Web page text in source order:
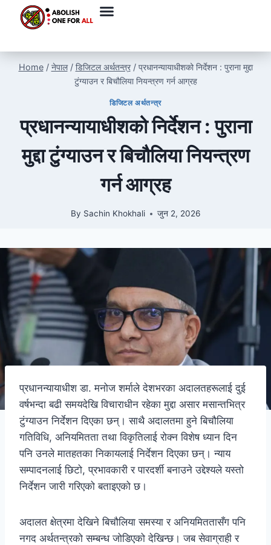
Home / नेपाल / डिजिटल अर्थतन्त्र / प्रधानन्यायाधीशको निर्देशन : पुराना मुद्दा
टुंग्याउन र बिचौलिया नियन्त्रण गर्न आग्रह
डिजिटल अर्थतन्त्र
प्रधानन्यायाधीशको निर्देशन : पुराना
मुद्दा टुंग्याउन र बिचौलिया नियन्त्रण
गर्न आग्रह
By Sachin Khokhali जुन 2, 2026
प्रधानन्यायाधीश डा. मनोज शर्माले देशभरका अदालतहरूलाई दुई
वर्षभन्दा बढी समयदेखि विचाराधीन रहेका मुद्दा असार मसान्तभित्र
टुंग्याउन निर्देशन दिएका छन्। साथै अदालतमा हुने बिचौलिया
गतिविधि, अनियमितता तथा विकृतिलाई रोक्न विशेष ध्यान दिन
पनि उनले मातहतका निकायलाई निर्देशन दिएका छन्। न्याय
सम्पादनलाई छिटो, प्रभावकारी र पारदर्शी बनाउने उद्देश्यले यस्तो
निर्देशन जारी गरिएको बताइएको छ।
अदालत क्षेत्रमा देखिने बिचौलिया समस्या र अनियमिततासँग पनि
नगद अर्थतन्त्रको सम्बन्ध जोडिएको देखिन्छ। जब सेवाग्राही र